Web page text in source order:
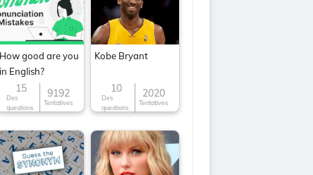
How good are you
in English?
15
Des
questions
9192
Tentatives
Kobe Bryant
10
Des
questions
2020
Tentatives